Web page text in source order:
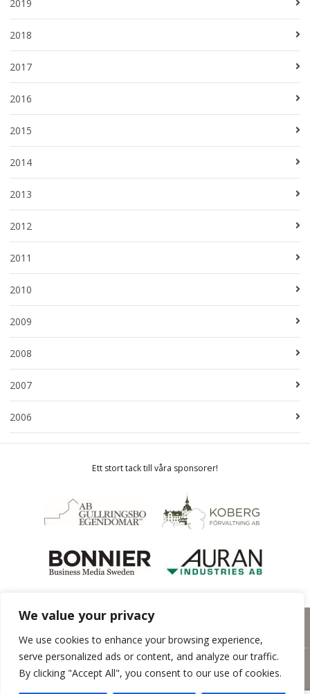
We value your privacy
We use cookies to enhance your browsing experience,
serve personalized ads or content, and analyze our traffic.
By clicking "Accept All", you consent to our use of cookies.
2019
2018
2017
2016
2015
2014
2013
2012
2011
2010
2009
2008
2007
2006
Ett stort tack till våra sponsorer!
Hemsida från Rodeopark